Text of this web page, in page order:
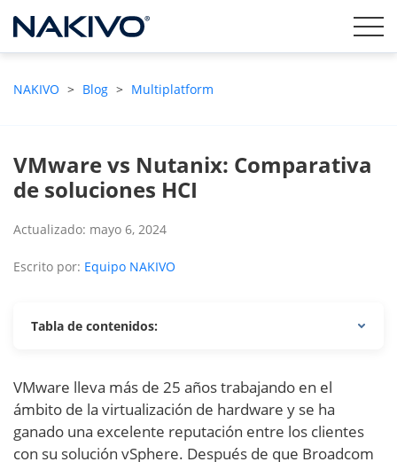
NAKIVO > Blog > Multiplatform
VMware vs Nutanix: Comparativa
de soluciones HCI
Actualizado: mayo 6, 2024
Escrito por: Equipo NAKIVO
Tabla de contenidos:
VMware lleva más de 25 años trabajando en el
ámbito de la virtualización de hardware y se ha
ganado una excelente reputación entre los clientes
con su solución vSphere. Después de que Broadcom